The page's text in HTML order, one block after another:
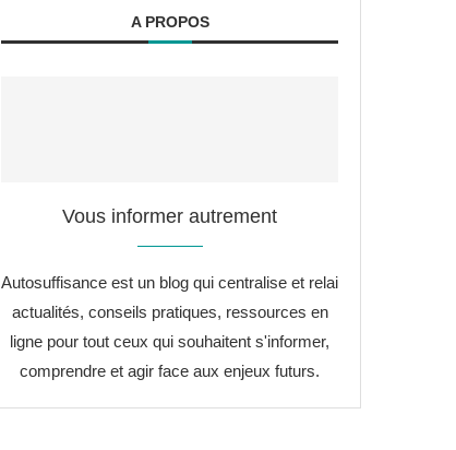
A PROPOS
Vous informer autrement
Autosuffisance est un blog qui centralise et relai
actualités, conseils pratiques, ressources en
ligne pour tout ceux qui souhaitent s'informer,
comprendre et agir face aux enjeux futurs.